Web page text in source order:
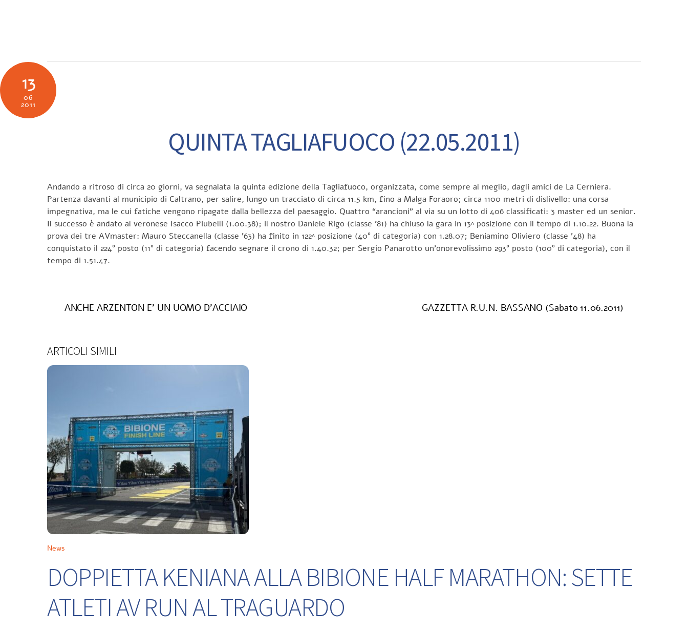
13
06
2011
QUINTA TAGLIAFUOCO (22.05.2011)
Andando a ritroso di circa 20 giorni, va segnalata la quinta edizione della Tagliafuoco, organizzata, come sempre al meglio, dagli amici de La Cerniera.
Partenza davanti al municipio di Caltrano, per salire, lungo un tracciato di circa 11.5 km, fino a Malga Foraoro; circa 1100 metri di dislivello: una corsa
impegnativa, ma le cui fatiche vengono ripagate dalla bellezza del paesaggio. Quattro “arancioni” al via su un lotto di 406 classificati: 3 master ed un senior.
Il successo è andato al veronese Isacco Piubelli (1.00.38); il nostro Daniele Rigo (classe ’81) ha chiuso la gara in 13^ posizione con il tempo di 1.10.22. Buona la
prova dei tre AVmaster: Mauro Steccanella (classe ’63) ha finito in 122^ posizione (40° di categoria) con 1.28.07; Beniamino Oliviero (classe ’48) ha
conquistato il 224° posto (11° di categoria) facendo segnare il crono di 1.40.32; per Sergio Panarotto un’onorevolissimo 293° posto (100° di categoria), con il
tempo di 1.51.47.
ANCHE ARZENTON E’ UN UOMO D’ACCIAIO GAZZETTA R.U.N. BASSANO (Sabato 11.06.2011)
ARTICOLI SIMILI
News
DOPPIETTA KENIANA ALLA BIBIONE HALF MARATHON: SETTE
ATLETI AV RUN AL TRAGUARDO